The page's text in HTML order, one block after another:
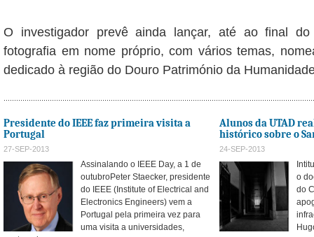
O investigador prevê ainda lançar, até ao final
fotografia em nome próprio, com vários temas,
dedicado à região do Douro Património da
Presidente do IEEE faz primeira visita a
Portugal
27-SEP-2013
Assinalando o IEEE Day, a 1 de
outubroPeter Staecker, presidente
do IEEE (Institute of Electrical and
Electronics Engineers) vem a
Portugal pela primeira vez para
uma visita a universidades,
Alunos da UTAD
histórico sobre o
24-SEP-2013
o
do